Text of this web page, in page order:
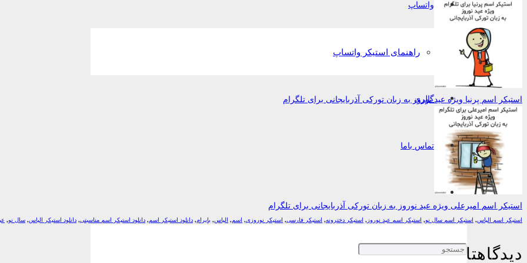
واتساپ
راهنمای استیکر واتساپ
گالری
تماس باما
استیکر اسم پرنیا ویژه عید نوروز به زبان تورکی آذربایجانی برای تلگرام
استیکر اسم امیرعلی ویژه عید نوروز به زبان تورکی آذربایجانی برای تلگرام
استیکر اسم الیاس, استیکر اسم سال نو, استیکر اسم عید نوروز , استیکر دخترونه, استیکر فارسی, استیکر نوروزی, اسم, الیاس, بایرام, دانلود استیکر اسم, دانلود استیکر اسم مناسبتی, دانلود استیکر الیاس, سال نو,
دیدگاهتان را بنویسید